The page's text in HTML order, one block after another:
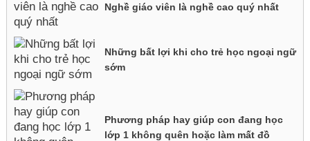
Nghề giáo viên là nghề cao quý nhất
Những bất lợi khi cho trẻ học ngoại ngữ
sớm
Phương pháp hay giúp con đang học
lớp 1 không quên hoặc làm mất đồ